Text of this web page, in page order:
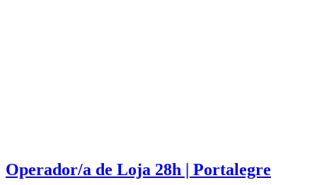
Operador/a de Loja 28h | Portalegre